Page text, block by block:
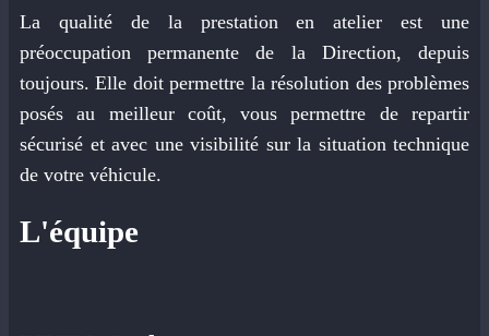
La qualité de la prestation en atelier est une
préoccupation permanente de la Direction, depuis
toujours. Elle doit permettre la résolution des problèmes
posés au meilleur coût, vous permettre de repartir
sécurisé et avec une visibilité sur la situation technique
de votre véhicule.
L'équipe